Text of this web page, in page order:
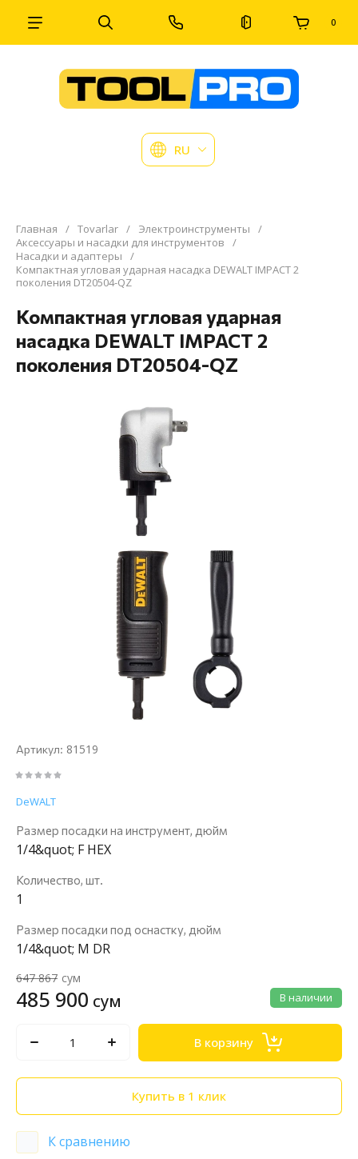
RU
0
Главная / Tovarlar / Электроинструменты
/
Аксессуары и насадки для инструментов
/
Насадки и адаптеры
/
Компактная угловая ударная насадка DEWALT IMPACT 2
поколения DT20504-QZ
Компактная угловая ударная
насадка DEWALT IMPACT 2
поколения DT20504-QZ
Артикул: 81519
DeWALT
Размер посадки на инструмент, дюйм
1/4&quot; F HEX
Количество, шт.
1
Размер посадки под оснастку, дюйм
1/4&quot; M DR
В наличии
647 867 сум
485 900 сум
В корзину
Купить в 1 клик
К сравнению